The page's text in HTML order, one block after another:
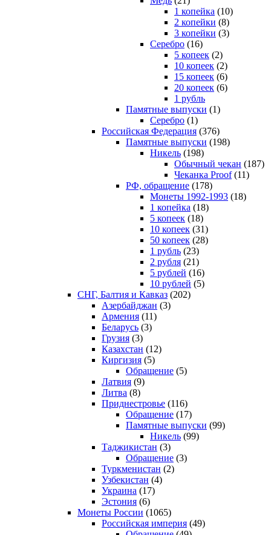
1 копейка (10)
2 копейки (8)
3 копейки (3)
Серебро (16)
5 копеек (2)
10 копеек (2)
15 копеек (6)
20 копеек (6)
1 рубль
Памятные выпуски (1)
Серебро (1)
Российская Федерация (376)
Памятные выпуски (198)
Никель (198)
Обычный чекан (187)
Чеканка Proof(11)
РФ, обращение (178)
Монеты 1992-1993 (18)
1 копейка (18)
5 копеек (18)
10 копеек (31)
50 копеек (28)
1 рубль (23)
2 рубля (21)
5 рублей (16)
10 рублей (5)
СНГ, Балтия и Кавказ (202)
Азербайджан (3)
Армения (11)
Беларусь (3)
Грузия (3)
Казахстан (12)
Киргизия (5)
Обращение (5)
Латвия (9)
Литва (8)
Приднестровье (116)
Обращение (17)
Памятные выпуски (99)
Никель (99)
Таджикистан (3)
Обращение (3)
Туркменистан (2)
Узбекистан (4)
Украина (17)
Эстония (6)
Монеты России (1065)
Российская империя (49)